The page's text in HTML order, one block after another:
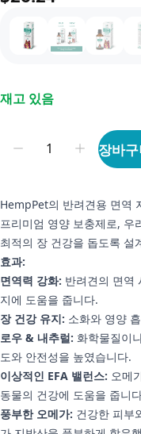
재고 있음
장바
HempPet의 반려견용 면역
프리미엄 영양 보충제로, 우
최적의 장 건강을 돕도록 설
효과:
면역력 강화: 반려견의 면역
지에 도움을 줍니다.
장 건강 유지: 소화와 영양
로우 & 내추럴: 화학물질이
도와 안전성을 높였습니다.
이상적인 EFA 밸런스: 오메
동물의 건강에 도움을 줍니
풍부한 오메가: 건강한 피부